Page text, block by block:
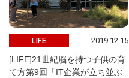
LIFE 2019.12.15
[LIFE]21世紀脳を持つ子供の育
て方第9回「IT企業が立ち並ぶ